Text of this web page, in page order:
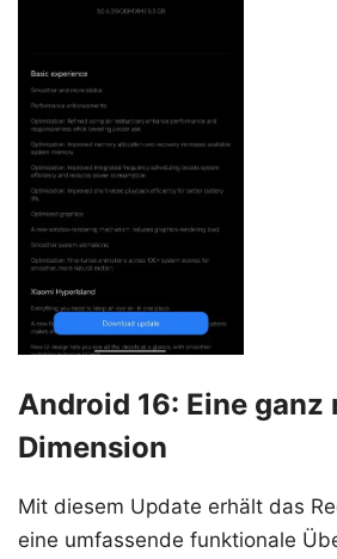
Android 16: Eine ganz
Dimension
Mit diesem Update erhält das
eine umfassende funktionale